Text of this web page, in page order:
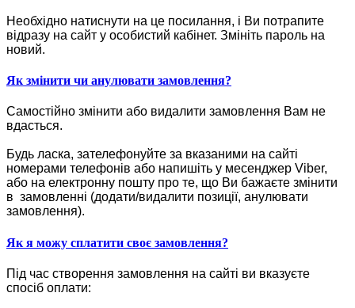
Необхідно натиснути на це посилання, і Ви потрапите
відразу на сайт у особистий кабінет. Змініть пароль на
новий.
Як змінити чи анулювати замовлення?
Самостійно змінити або видалити замовлення Вам не
вдасться.
Будь ласка, зателефонуйте за вказаними на сайті
номерами телефонів або напишіть у месенджер Viber,
або на електронну пошту про те, що Ви бажаєте змінити
в замовленні (додати/видалити позиції, анулювати
замовлення).
Як я можу сплатити своє замовлення?
Під час створення замовлення на сайті ви вказуєте
спосіб оплати: